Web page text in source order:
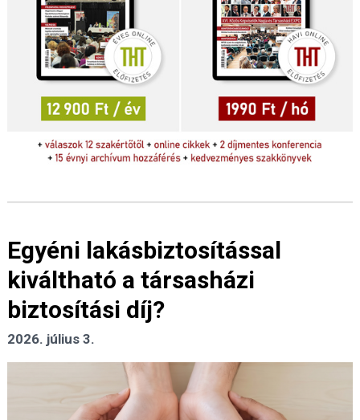
Egyéni lakásbiztosítással
kiváltható a társasházi
biztosítási díj?
2026. július 3.